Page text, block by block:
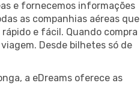
e fornecemos informações
as companhias aéreas que
rápido e fácil. Quando compra
Desde bilhetes só de
a eDreams oferece as